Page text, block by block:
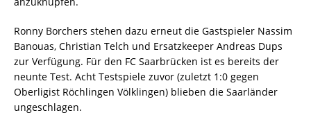
Ronny Borchers stehen dazu erneut die Gastspieler Nassim
Banouas, Christian Telch und Ersatzkeeper Andreas Dups
zur Verfügung. Für den FC Saarbrücken ist es bereits der
neunte Test. Acht Testspiele zuvor (zuletzt 1:0 gegen
Oberligist Röchlingen Völklingen) blieben die Saarländer
ungeschlagen.